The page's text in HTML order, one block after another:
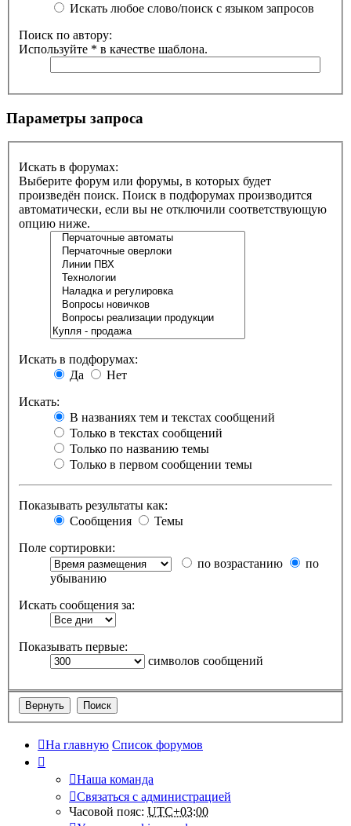
Искать любое слово/поиск с языком запросов
Поиск по автору:
Используйте * в качестве шаблона.
Параметры запроса
Искать в форумах:
Выберите форум или форумы, в которых будет
произведён поиск. Поиск в подфорумах производится
автоматически, если вы не отключили соответствующую
опцию ниже.
Искать в подфорумах:
Да
Нет
Искать:
В названиях тем и текстах сообщений
Только в текстах сообщений
Только по названию темы
Только в первом сообщении темы
Показывать результаты как:
Сообщения
Темы
Поле сортировки:
по возрастанию
по
убыванию
Искать сообщения за:
Показывать первые:
символов сообщений
На главную Список форумов
Наша команда
Связаться с администрацией
Часовой пояс: UTC+03:00